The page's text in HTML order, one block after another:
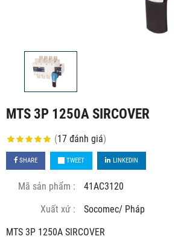
MTS 3P 1250A SIRCOVER
(17 đánh giá)
SHARE TWEET LINKEDIN
Mã sản phẩm :
41AC3120
Xuất xứ :
Socomec/ Pháp
MTS 3P 1250A SIRCOVER